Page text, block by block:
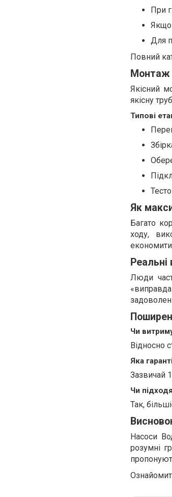
При
Якщо
Для
Повний
Монтаж
Якісний
якісну
Типові
Як
Багато
ходу,
Реальні
Люди
Чи
Відносно
Яка
Зазвичай
Чи
Так,
Насоси
розумні